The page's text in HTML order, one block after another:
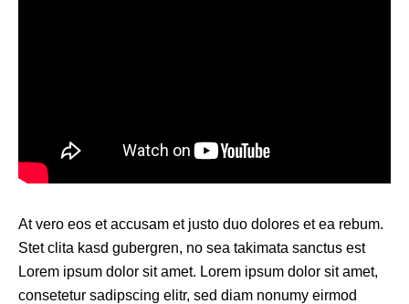
At vero eos et accusam et justo duo dolores et ea rebum.
Stet clita kasd gubergren, no sea takimata sanctus est
Lorem ipsum dolor sit amet. Lorem ipsum dolor sit amet,
consetetur sadipscing elitr, sed diam nonumy eirmod